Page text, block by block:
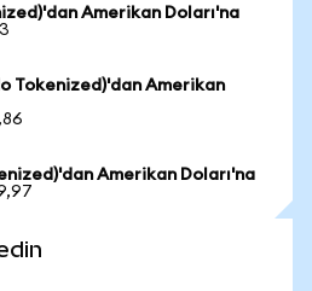
Amerikan Doları'na
Tokenized)'dan Amerikan
Amerikan Doları'na